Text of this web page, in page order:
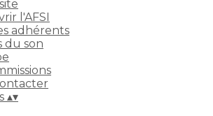
l'AFSI
adhérents
du son
▴▾